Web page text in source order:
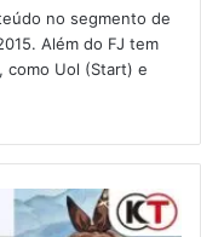
no segmento de
Além do FJ tem
como Uol (Start) e